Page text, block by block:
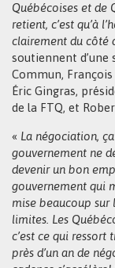
Québécoises et de
retient, c’est qu’à
clairement du côté
soutiennent d’une
Commun,
Éric Gingras,
de la FTQ, et
« La négociation,
gouvernement ne
devenir un bon
gouvernement qui
mise beaucoup sur
limites. Les
c’est ce qui ressort
près d’un an de